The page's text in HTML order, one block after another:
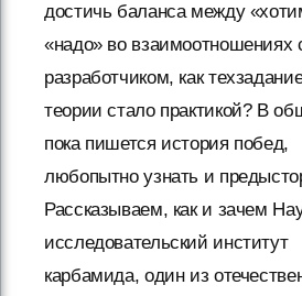
достичь баланса между
«надо» во взаимоотношениях
разработчиком, как
теории стало практикой? В
пока пишется история побед,
любопытно узнать и
Рассказываем, как и зачем
исследовательский институт
карбамида, один из